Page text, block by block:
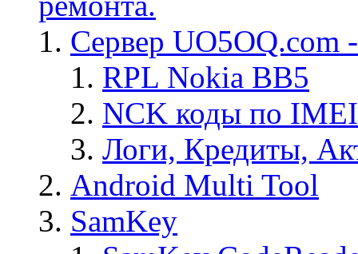
Сервер
RPL Nokia BB5
NCK коды по IMEI
Логи, Кредиты,
Android Multi Tool
SamKey